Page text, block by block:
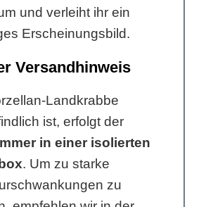
und verleiht ihr ein
Erscheinungsbild.
Versandhinweis
Landkrabbe
ist, erfolgt der
in einer isolierten
. Um zu starke
zu